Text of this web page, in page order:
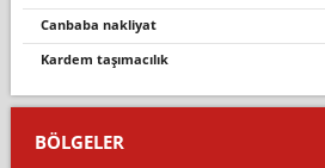
canbaba nakliyat
kardem taşımacılık
BÖLGELER